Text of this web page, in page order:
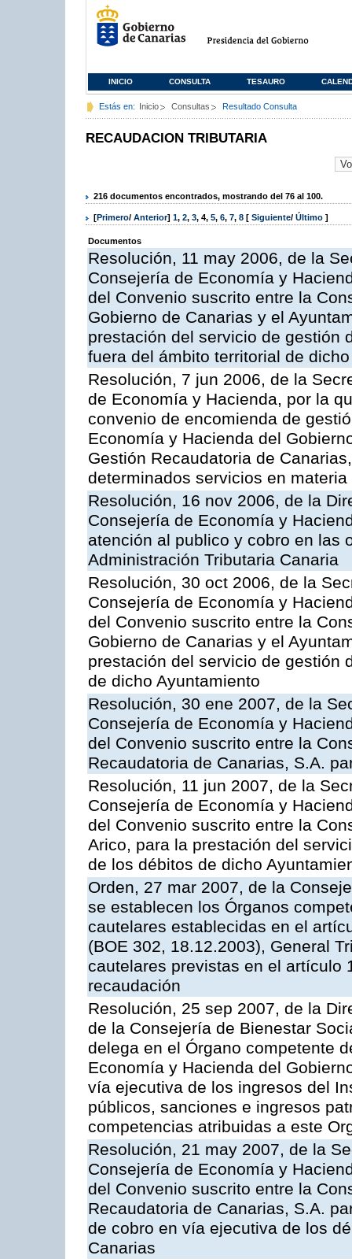
INICIO CONSULTA TESAURO
Estás en: Inicio Consultas Resultado Consulta
RECAUDACION TRIBUTARIA
216 documentos encontrados, mostrando del 76 al 100.
[Primero/ Anterior] 1, 2, 3, 4, 5, 6, 7, 8 [ Siguiente/ Último ]
Documentos
Resolución, 11 may 2006, de la
Consejería de Economía y
del Convenio suscrito entre la
Gobierno de Canarias y el
prestación del servicio de gestión
fuera del ámbito territorial de
Resolución, 7 jun 2006, de la
de Economía y Hacienda, por la
convenio de encomienda de
Economía y Hacienda del
Gestión Recaudatoria de
determinados servicios en materia
Resolución, 16 nov 2006, de la
Consejería de Economía y
atención al publico y cobro en las
Administración Tributaria Canaria
Resolución, 30 oct 2006, de la
Consejería de Economía y
del Convenio suscrito entre la
Gobierno de Canarias y el
prestación del servicio de gestión
de dicho Ayuntamiento
Resolución, 30 ene 2007, de la
Consejería de Economía y
del Convenio suscrito entre la
Recaudatoria de Canarias, S.A.
Resolución, 11 jun 2007, de la
Consejería de Economía y
del Convenio suscrito entre la
Arico, para la prestación del
de los débitos de dicho
Orden, 27 mar 2007, de la
se establecen los Órganos
cautelares establecidas en el
(BOE 302, 18.12.2003), General
cautelares previstas en el artículo
recaudación
Resolución, 25 sep 2007, de la
de la Consejería de Bienestar
delega en el Órgano competente
Economía y Hacienda del
vía ejecutiva de los ingresos del
públicos, sanciones e ingresos
competencias atribuidas a este
Resolución, 21 may 2007, de la
Consejería de Economía y
del Convenio suscrito entre la
Recaudatoria de Canarias, S.A.
de cobro en vía ejecutiva de los
Canarias